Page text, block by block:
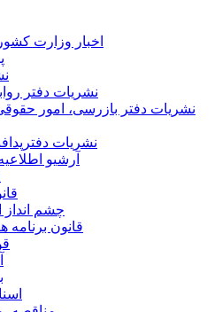
اخبار وزارت
نشریات دفتر
نشريات دفتر بازرسی، امور
نشريات
آرشیو
چشم انداز
قانون برنامه